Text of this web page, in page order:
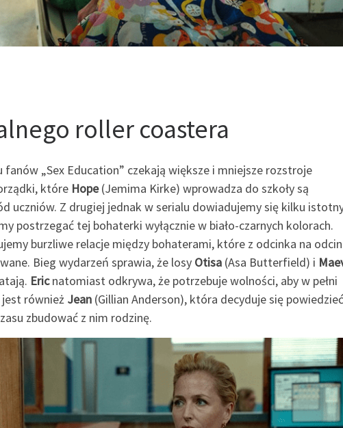
roller coastera
„Sex Education” czekają większe i mniejsze rozstroje
które Hope(Jemima Kirke) wprowadza do szkoły są
uczniów. Z drugiej jednak w serialu dowiadujemy się kilku
postrzegać tej bohaterki wyłącznie w biało-czarnych kolorach.
burzliwe relacje między bohaterami, które z odcinka na
Bieg wydarzeń sprawia, że losy Otisa (Asa Butterfield) i
Ericnatomiast odkrywa, że potrzebuje wolności, aby w pełni
jest również Jean (Gillian Anderson), która decyduje się powiedzieć
zbudować z nim rodzinę.